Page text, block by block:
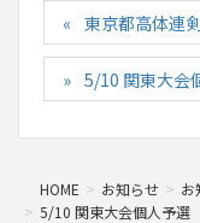
東京都高体連
5/10 関東大会
HOME お知らせ
お
5/10 関東大会個人予選